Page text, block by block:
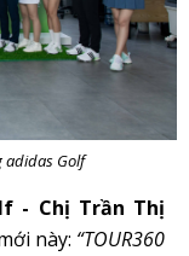
adidas Golf
- Chị Trần Thị
này: “TOUR360